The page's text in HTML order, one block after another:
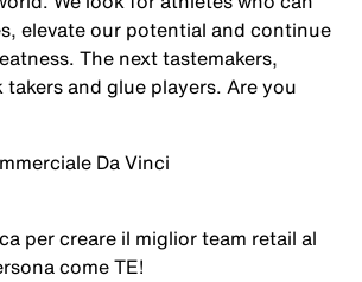
elevate our potential and continue
The next tastemakers,
takers and glue players. Are you
Da Vinci
per creare il miglior team retail al
come TE!